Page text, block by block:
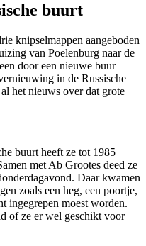
buurt
knipselmappen aangeboden
van Poelenburg naar de
door een nieuwe buur
in de Russische
het nieuws over dat grote
buurt heeft ze tot 1985
met Ab Grootes deed ze
Daar kwamen
zoals een heg, een poortje,
ingegrepen moest worden.
of ze er wel geschikt voor